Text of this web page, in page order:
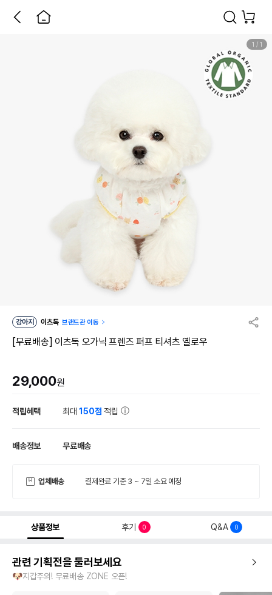
1 / 1
강아지 이츠독 브랜드관 이동
[무료배송] 이츠독 오가닉 프렌즈 퍼프 티셔츠 옐로우
29,000원
적립혜택 최대150점 적립
배송정보 무료배송
업체배송 결제완료 기준 3 ~ 7일 소요 예정
상품정보 후기 0 Q&A 0
관련 기획전을 둘러보세요
🐶지갑주의! 무료배송 ZONE 오픈!